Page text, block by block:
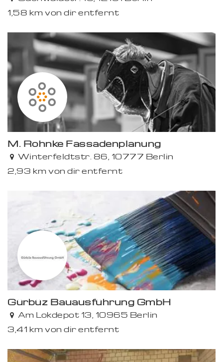
1,58 km von dir entfernt
M. Rohnke Fassadenplanung
Winterfeldtstr. 86, 10777 Berlin
2,93 km von dir entfernt
Gürbüz Bauausführung GmbH
Am Lokdepot 13, 10965 Berlin
3,41 km von dir entfernt